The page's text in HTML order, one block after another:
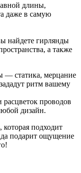
длины,
даже в самую
найдете гирлянды
а также
— статика, мерцание
ритм вашему
проводов
дизайн.
подходит
подарит ощущение